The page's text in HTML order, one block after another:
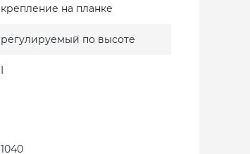
крепление на планке
регулируемый по высоте
I
1040